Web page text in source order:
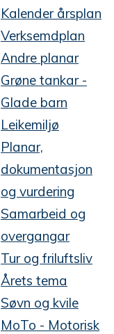
Kalender årsplan
Verksemdplan
Andre planar
Grøne tankar -
Glade barn
Leikemiljø
Planar,
dokumentasjon
og vurdering
Samarbeid og
overgangar
Tur og friluftsliv
Årets tema
Søvn og kvile
MoTo - Motorisk